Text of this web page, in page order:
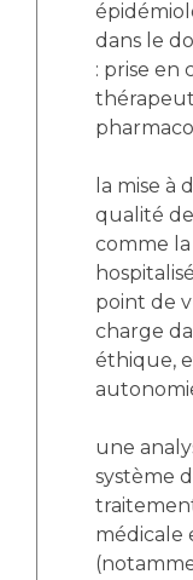
dans le
: prise en
la mise à
qualité
comme
point de
charge
éthique,
une
système
médicale